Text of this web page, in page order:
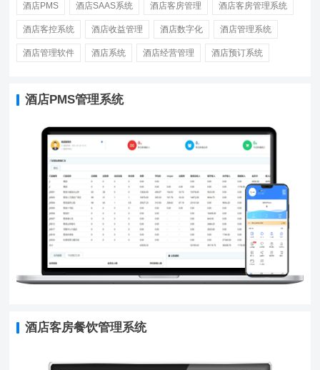
酒店PMS 酒店SAAS系统 酒店客房管理 酒店客房管理系统
酒店客控系统 酒店收益管理 酒店数字化 酒店管理系统
酒店管理软件 酒店系统 酒店经营管理 酒店预订系统
酒店PMS管理系统
酒店客房餐饮管理系统